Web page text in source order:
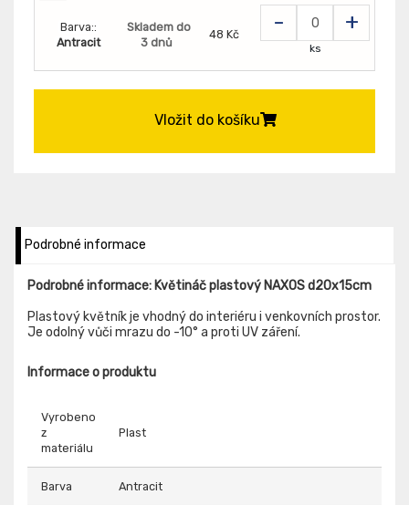
Barva::
Antracit
Skladem do
3 dnů
48 Kč - +
ks
Vložit do košíku
Podrobné informace
Podrobné informace: Květináč plastový NAXOS d20x15cm
Plastový květník je vhodný do interiéru i venkovních prostor.
Je odolný vůči mrazu do -10° a proti UV záření.
Informace o produktu
Vyrobeno
z
materiálu
Plast
Barva Antracit